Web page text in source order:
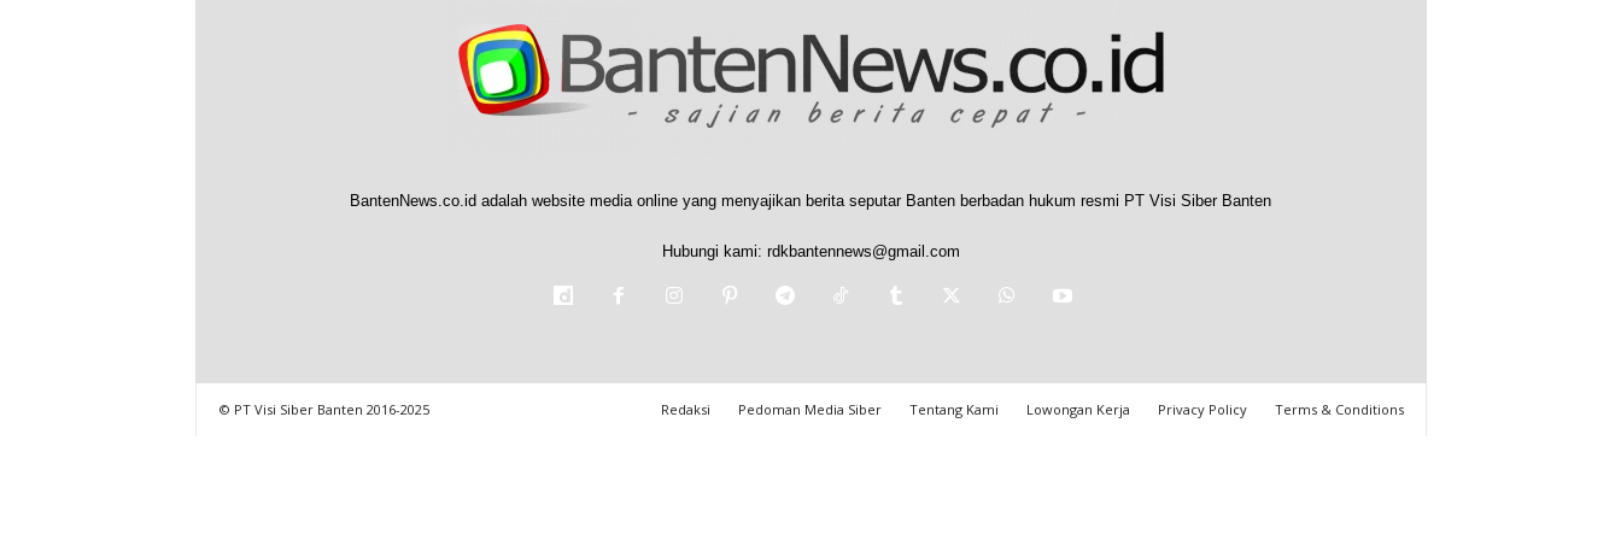
BantenNews.co.id adalah website media online yang menyajikan berita seputar Banten berbadan hukum resmi PT Visi Siber Banten
Hubungi kami: rdkbantennews@gmail.com
Redaksi Pedoman Media Siber Tentang Kami Lowongan Kerja Privacy Policy Terms & Conditions
© PT Visi Siber Banten 2016-2025